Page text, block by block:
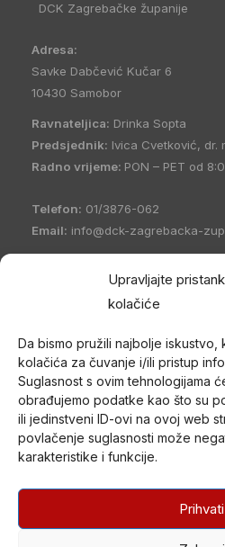
Upravljajte
kolačiće
Da bismo pružili najbolje
kolačića za čuvanje i/ili pristup
Suglasnost s ovim tehnologijama
obrađujemo podatke kao što su
ili jedinstveni ID-ovi na ovoj web
povlačenje suglasnosti može
karakteristike i funkcije.
Prihvati
DCK Zagrebačke županije
Adresa:
Savke Dabčević Kučar 6
10430 Samobor
Ravnateljica: Drinka Sopta
Predsjednik: Ivica Cvetković, dr.
Radno vrijeme: PON – PET od
Telefon: 01/3876-062
Email: info@dck-zagrebacka-
21096894110
HR5023600001101458235
županije(DCK Zagrebačke
u Zagrebu. Po organizacijskom
Gradskih društava Crvenog križa
članica) i jedan od ustrojstvenih
U svom radu promiče humanitarne
koristi nepristrano i bez